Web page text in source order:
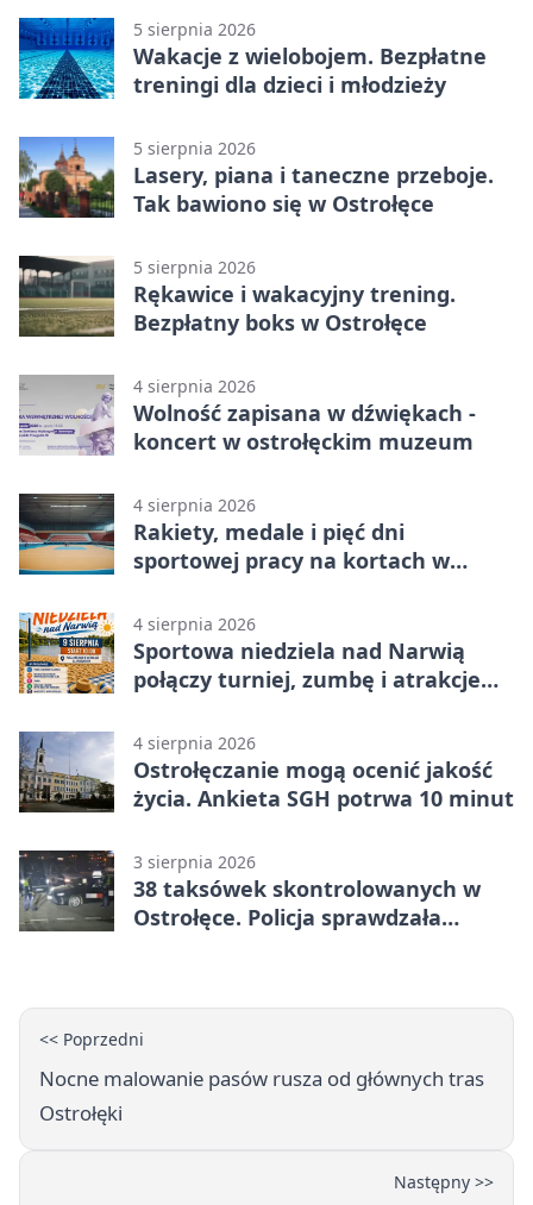
5 sierpnia 2026
Wakacje z wielobojem. Bezpłatne
treningi dla dzieci i młodzieży
5 sierpnia 2026
Lasery, piana i taneczne przeboje.
Tak bawiono się w Ostrołęce
5 sierpnia 2026
Rękawice i wakacyjny trening.
Bezpłatny boks w Ostrołęce
4 sierpnia 2026
Wolność zapisana w dźwiękach -
koncert w ostrołęckim muzeum
4 sierpnia 2026
Rakiety, medale i pięć dni
sportowej pracy na kortach w
4 sierpnia 2026
Sportowa niedziela nad Narwią
połączy turniej, zumbę i atrakcje
4 sierpnia 2026
Ostrołęczanie mogą ocenić jakość
życia. Ankieta SGH potrwa 10 minut
3 sierpnia 2026
38 taksówek skontrolowanych w
Ostrołęce. Policja sprawdzała
<< Poprzedni
Nocne malowanie pasów rusza od głównych tras
Ostrołęki
Następny >>